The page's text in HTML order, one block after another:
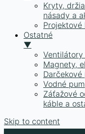
Kryty,
násady a
Projektové
Ostatné
▼
Magnety,
Darčekové
Vodné
Záťažové
káble a
Skip to content